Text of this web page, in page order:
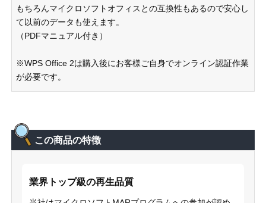
もちろんマイクロソフトオフィスとの互換性もあるので安心し
て以前のデータも使えます。
（PDFマニュアル付き）
※WPS Office 2は購入後にお客様ご自身でオンライン認証作業
が必要です。
この商品の特徴
業界トップ級の再生品質